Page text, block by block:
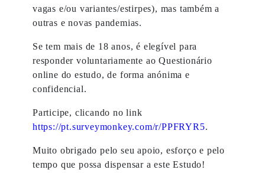
vagas e/ou variantes/estirpes), mas também a
outras e novas pandemias.
Se tem mais de 18 anos, é elegível para
responder voluntariamente ao Questionário
online do estudo, de forma anónima e
confidencial.
Participe, clicando no link
https://pt.surveymonkey.com/r/PPFRYR5.
Muito obrigado pelo seu apoio, esforço e pelo
tempo que possa dispensar a este Estudo!